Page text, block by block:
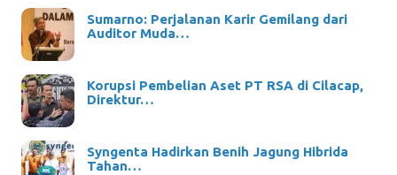
Sumarno: Perjalanan Karir Gemilang dari
Auditor Muda…
Korupsi Pembelian Aset PT RSA di Cilacap,
Direktur…
Syngenta Hadirkan Benih Jagung Hibrida
Tahan…